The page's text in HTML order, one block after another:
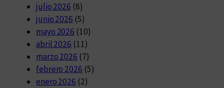
julio 2026 (8)
junio 2026 (5)
mayo 2026 (10)
abril 2026 (11)
marzo 2026 (7)
febrero 2026 (5)
enero 2026 (2)